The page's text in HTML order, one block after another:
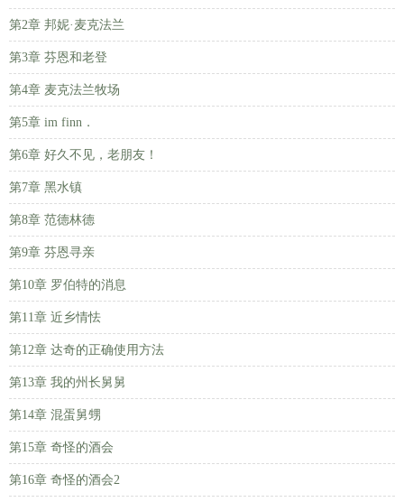
第2章 邦妮·麦克法兰
第3章 芬恩和老登
第4章 麦克法兰牧场
第5章 im finn．
第6章 好久不见，老朋友！
第7章 黑水镇
第8章 范德林德
第9章 芬恩寻亲
第10章 罗伯特的消息
第11章 近乡情怯
第12章 达奇的正确使用方法
第13章 我的州长舅舅
第14章 混蛋舅甥
第15章 奇怪的酒会
第16章 奇怪的酒会2